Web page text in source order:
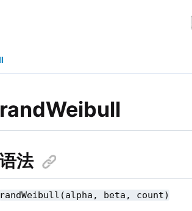
randWeibull
语法
randWeibull(alpha, beta, count)